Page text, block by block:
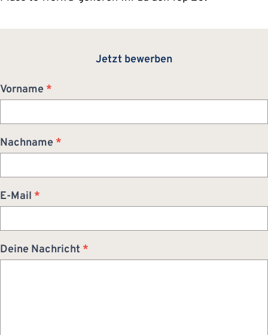
Jetzt bewerben
Bewerbung
Vorname *
Nachname *
E-Mail *
Deine Nachricht *